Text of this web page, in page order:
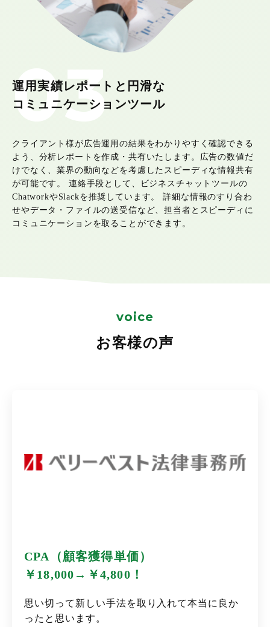
運用実績レポートと円滑な
コミュニケーションツール
03
クライアント様が広告運用の結果をわかりやすく確認できる
よう、分析レポートを作成・共有いたします。広告の数値だ
けでなく、業界の動向などを考慮したスピーディな情報共有
が可能です。 連絡手段として、ビジネスチャットツールの
ChatworkやSlackを推奨しています。 詳細な情報のすり合わ
せやデータ・ファイルの送受信など、担当者とスピーディに
コミュニケーションを取ることができます。
voice
お客様の声
CPA（顧客獲得単価）
￥18,000→￥4,800！
思い切って新しい手法を取り入れて本当に良か
ったと思います。